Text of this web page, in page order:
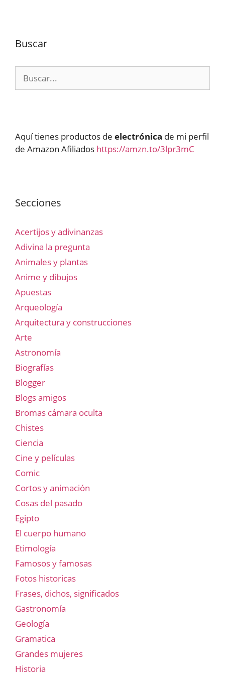
Buscar
Aquí tienes productos de electrónica de mi perfil
de Amazon Afiliados https://amzn.to/3lpr3mC
Secciones
Acertijos y adivinanzas
Adivina la pregunta
Animales y plantas
Anime y dibujos
Apuestas
Arqueología
Arquitectura y construcciones
Arte
Astronomía
Biografías
Blogger
Blogs amigos
Bromas cámara oculta
Chistes
Ciencia
Cine y películas
Comic
Cortos y animación
Cosas del pasado
Egipto
El cuerpo humano
Etimología
Famosos y famosas
Fotos historicas
Frases, dichos, significados
Gastronomía
Geología
Gramatica
Grandes mujeres
Historia